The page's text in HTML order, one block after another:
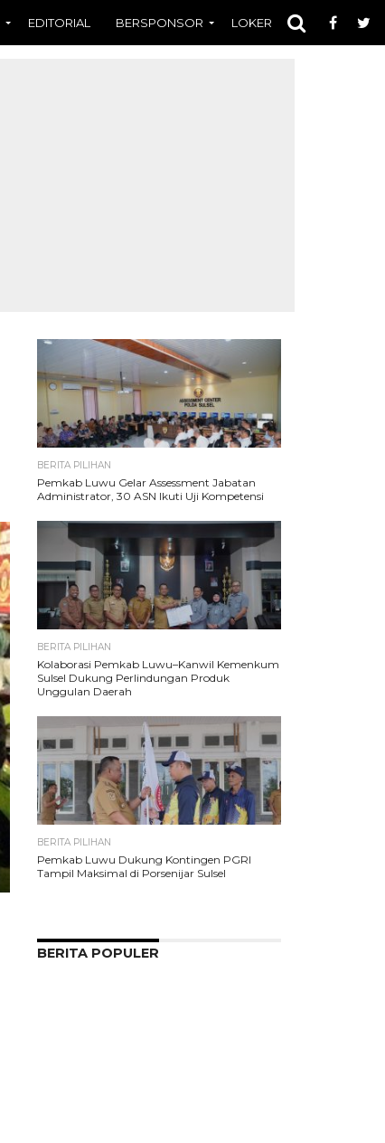
EDITORIAL BERSPONSOR LOKER OPINI
BERITA PILIHAN
Pemkab Luwu Gelar Assessment Jabatan
Administrator, 30 ASN Ikuti Uji Kompetensi
BERITA PILIHAN
Kolaborasi Pemkab Luwu–Kanwil Kemenkum
Sulsel Dukung Perlindungan Produk
Unggulan Daerah
BERITA PILIHAN
Pemkab Luwu Dukung Kontingen PGRI
Tampil Maksimal di Porsenijar Sulsel
BERITA POPULER